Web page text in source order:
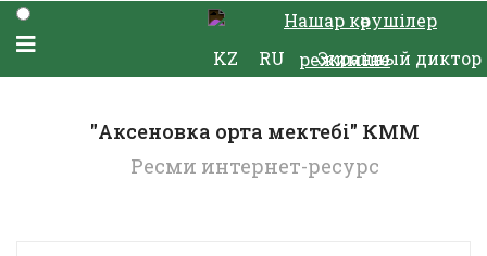
Нашар көрушілер
режиміне
KZ RU Экранный диктор
"Аксеновка орта мектебі" КММ
Ресми интернет-ресурс